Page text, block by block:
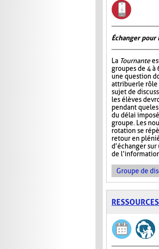
Échanger
La Tournante
groupes de 4 à
une question
attribuer le rôle
sujet de
les élèves
pendant que
du délai
groupe. Les
rotation se
retour en
d’échanger
de
Groupe de